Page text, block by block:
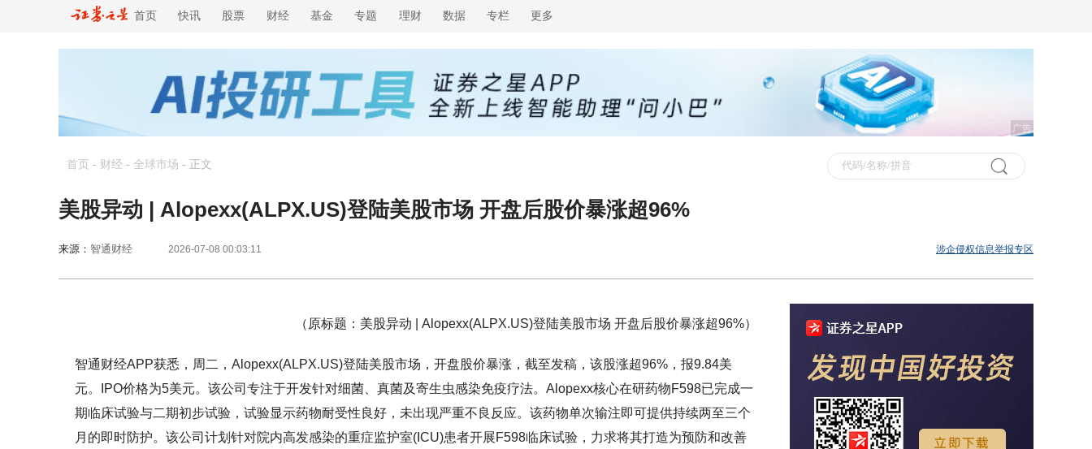
首页 快讯 股票 财经 基金 专题 理财 数据 专栏 更多
广告
首页 - 财经 - 全球市场 - 正文
美股异动 | Alopexx(ALPX.US)登陆美股市场 开盘后股价暴涨超96%
来源： 智通财经 2026-07-08 00:03:11 涉企侵权信息举报专区
（原标题：美股异动 | Alopexx(ALPX.US)登陆美股市场 开盘后股价暴涨超96%）
智通财经APP获悉，周二，Alopexx(ALPX.US)登陆美股市场，开盘股价暴涨，截至发稿，该股涨超96%，报9.84美
元。IPO价格为5美元。该公司专注于开发针对细菌、真菌及寄生虫感染免疫疗法。Alopexx核心在研药物F598已完成一
期临床试验与二期初步试验，试验显示药物耐受性良好，未出现严重不良反应。该药物单次输注即可提供持续两至三个
月的即时防护。该公司计划针对院内高发感染的重症监护室(ICU)患者开展F598临床试验，力求将其打造为预防和改善